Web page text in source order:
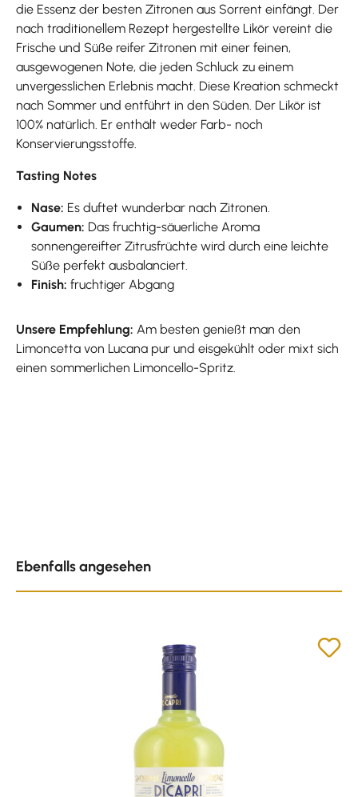
die Essenz der besten Zitronen aus Sorrent einfängt. Der
nach traditionellem Rezept hergestellte Likör vereint die
Frische und Süße reifer Zitronen mit einer feinen,
ausgewogenen Note, die jeden Schluck zu einem
unvergesslichen Erlebnis macht. Diese Kreation schmeckt
nach Sommer und entführt in den Süden. Der Likör ist
100% natürlich. Er enthält weder Farb- noch
Konservierungsstoffe.
Tasting Notes
Nase: Es duftet wunderbar nach Zitronen.
Gaumen: Das fruchtig-säuerliche Aroma
sonnengereifter Zitrusfrüchte wird durch eine leichte
Süße perfekt ausbalanciert.
Finish: fruchtiger Abgang
Unsere Empfehlung: Am besten genießt man den
Limoncetta von Lucana pur und eisgekühlt oder mixt sich
einen sommerlichen Limoncello-Spritz.
Ebenfalls angesehen